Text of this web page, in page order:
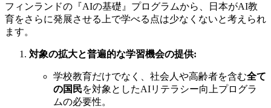
フィンランドの『AIの基礎』プログラムから、日本がAI教
育をさらに発展させる上で学べる点は少なくないと考えられ
ます。
対象の拡大と普遍的な学習機会の提供:
学校教育だけでなく、社会人や高齢者を含む全て
の国民を対象としたAIリテラシー向上プログラ
ムの必要性。